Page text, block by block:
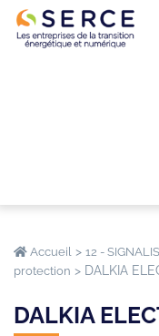
Accueil > 12 -
protection > DALKIA
DALKIA